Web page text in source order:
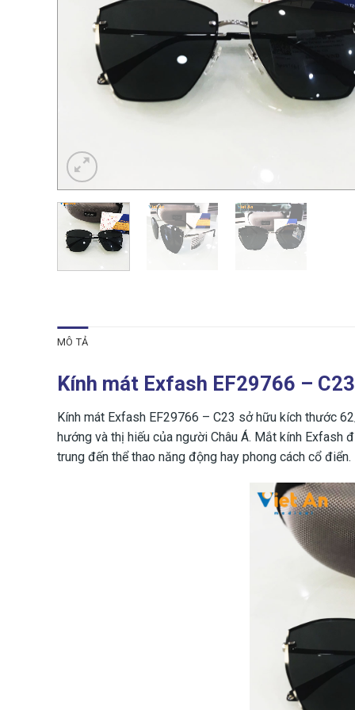
MÔ TẢ
Kính mát Exfash EF29766 – C23
Kính mát Exfash EF29766 – C23 sở hữu kích thước
hướng và thị hiếu của người Châu Á. Mắt kính Exfash
trung đến thể thao năng động hay phong cách cổ điển.